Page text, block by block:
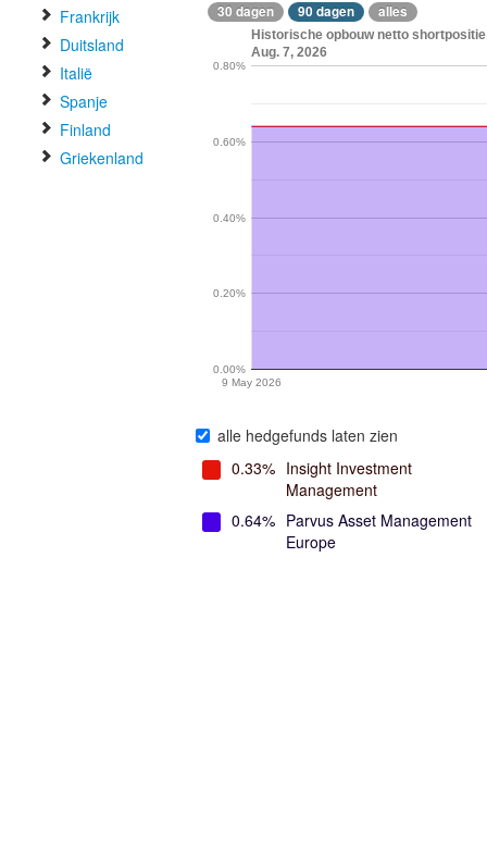
Frankrijk
Duitsland
Italië
Spanje
Finland
Griekenland
30 dagen 90 dagen alles
Historische opbouw netto shortpositie
Aug. 7, 2026
9 May 2026
0.00%
0.20%
0.40%
0.60%
0.80%
alle hedgefunds laten zien
0.33% Insight Investment
Management
0.64% Parvus Asset Management
Europe